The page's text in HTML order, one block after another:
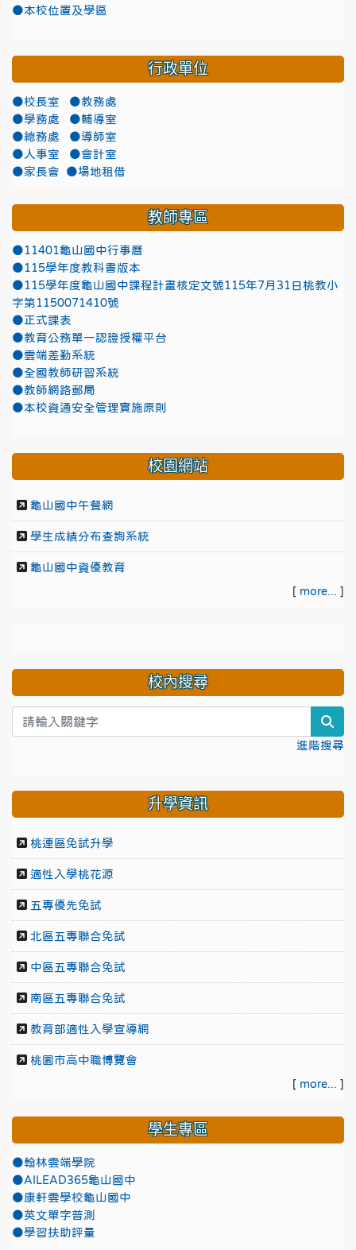
●本校位置及學區
行政單位
●校長室
●教務處
●學務處
●輔導室
●總務處
●導師室
●人事室
●會計室
●家長會
●場地租借
教師專區
●11401龜山國中行事曆
●115學年度教科書版本
●115學年度龜山國中課程計畫核定文號115年7月31日桃教小
字第1150071410號
●正式課表
●教育公務單一認證授權平台
●雲端差勤系統
●全國教師研習系統
●教師網路郵局
●本校資通安全管理實施原則
校園網站
龜山國中午餐網
學生成績分布查詢系統
龜山國中資優教育
[ more... ]
校內搜尋
進階搜尋
升學資訊
桃連區免試升學
適性入學桃花源
五專優先免試
北區五專聯合免試
中區五專聯合免試
南區五專聯合免試
教育部適性入學宣導網
桃園市高中職博覽會
[ more... ]
學生專區
●翰林雲端學院
●AILEAD365龜山國中
●康軒雲學校龜山國中
●英文單字普測
●學習扶助評量